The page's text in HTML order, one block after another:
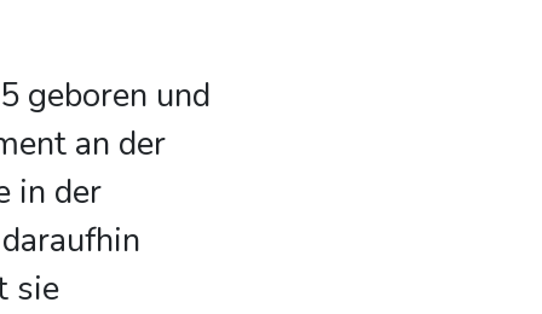
geboren und
an der
in der
sie